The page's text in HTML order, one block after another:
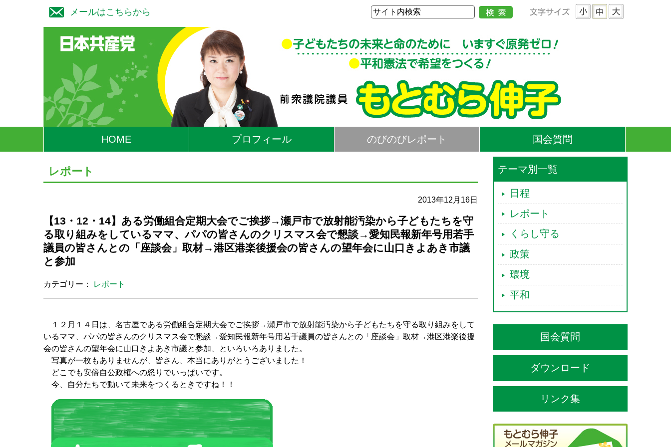
メールはこちらから
HOME プロフィール のびのびレポート 国会質問
レポート
2013年12月16日
【13・12・14】ある労働組合定期大会でご挨拶→瀬戸市で放射能汚染から子どもたちを守
る取り組みをしているママ、パパの皆さんのクリスマス会で懇談→愛知民報新年号用若手
議員の皆さんとの「座談会」取材→港区港楽後援会の皆さんの望年会に山口きよあき市議
と参加
カテゴリー： レポート
１２月１４日は、名古屋である労働組合定期大会でご挨拶→瀬戸市で放射能汚染から子どもたちを守る取り組みをして
いるママ、パパの皆さんのクリスマス会で懇談→愛知民報新年号用若手議員の皆さんとの「座談会」取材→港区港楽後援
会の皆さんの望年会に山口きよあき市議と参加、といろいろありました。
写真が一枚もありませんが、皆さん、本当にありがとうございました！
どこでも安倍自公政権への怒りでいっぱいです。
今、自分たちで動いて未来をつくるときですね！！
テーマ別一覧
日程
レポート
くらし守る
政策
環境
平和
国会質問
ダウンロード
リンク集